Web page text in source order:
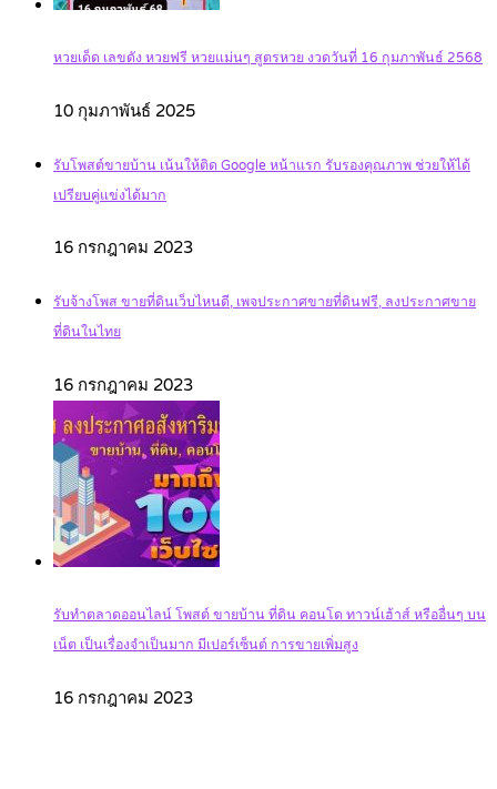
หวยเด็ด เลขดัง หวยฟรี หวยแม่นๆ สูตรหวย งวดวันที่ 16 กุมภาพันธ์ 2568
10 กุมภาพันธ์ 2025
รับโพสต์ขายบ้าน เน้นให้ติด Google หน้าแรก รับรองคุณภาพ ช่วยให้ได้
เปรียบคู่แข่งได้มาก
16 กรกฎาคม 2023
รับจ้างโพส ขายที่ดินเว็บไหนดี, เพจประกาศขายที่ดินฟรี, ลงประกาศขาย
ที่ดินในไทย
16 กรกฎาคม 2023
รับทำตลาดออนไลน์ โพสต์ ขายบ้าน ที่ดิน คอนโด ทาวน์เฮ้าส์ หรืออื่นๆ บน
เน็ต เป็นเรื่องจำเป็นมาก มีเปอร์เซ็นต์ การขายเพิ่มสูง
16 กรกฎาคม 2023